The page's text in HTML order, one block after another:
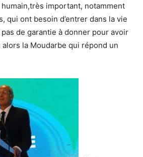
important, notamment
qui ont besoin d’entrer dans la vie
pas de garantie à donner pour avoir
alors la Moudarbe qui répond un